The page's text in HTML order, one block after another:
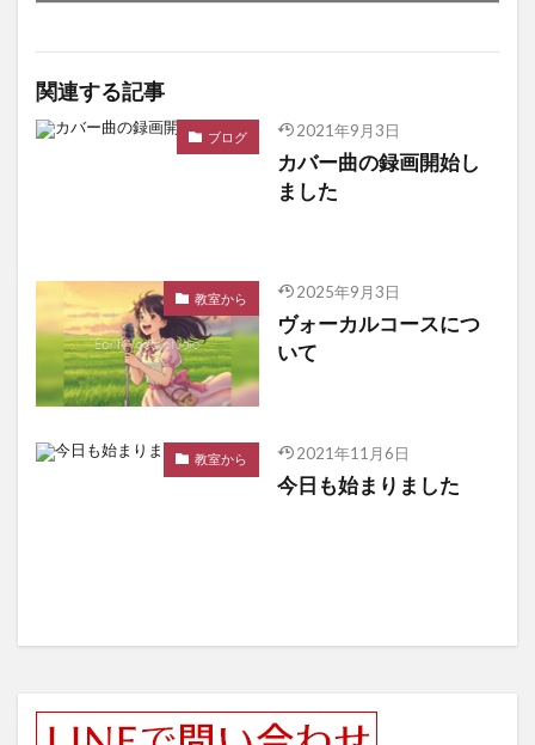
関連する記事
ブログ 2021年9月3日
カバー曲の録画開始し
ました
教室から 2025年9月3日
ヴォーカルコースにつ
いて
教室から 2021年11月6日
今日も始まりました